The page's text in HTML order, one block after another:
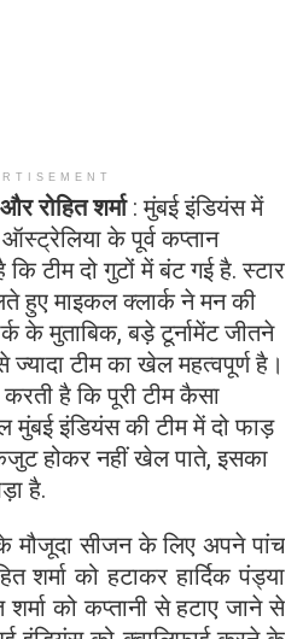
रोहित शर्मा: मुंबई इंडियंस में
ऑस्ट्रेलिया के पूर्व कप्तान
टीम दो गुटों में बंट गई है. स्टार
हुए माइकल क्लार्क ने मन की
के मुताबिक, बड़े टूर्नामेंट जीतने
ज्यादा टीम का खेल महत्वपूर्ण है।
है कि पूरी टीम कैसा
मुंबई इंडियंस की टीम में दो फाड़
होकर नहीं खेल पाते, इसका
है.
मौजूदा सीजन के लिए अपने पांच
शर्मा को हटाकर हार्दिक पंड्या
शर्मा को कप्तानी से हटाए जाने से